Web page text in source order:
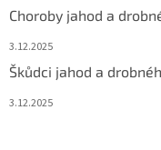
Choroby jahod a
3.12.2025
Škůdci jahod a
3.12.2025